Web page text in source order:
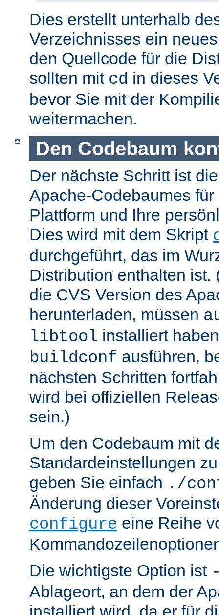
Dies erstellt unterhalb
Verzeichnisses ein
den Quellcode für die
sollten mit cd in dieses
bevor Sie mit der
weitermachen.
Den Codebaum
Der nächste Schritt ist
Apache-Codebaumes
Plattform und Ihre
Dies wird mit dem Skript
durchgeführt, das im
Distribution enthalten ist.
die CVS Version des
herunterladen, müssen
libtool installiert
buildconf ausführen,
nächsten Schritten
wird bei offiziellen
sein.)
Um den Codebaum mit
Standardeinstellungen
geben Sie einfach ./
Änderung dieser
configure eine Reihe
Die wichtigste Option ist
Ablageort, an dem der
installiert wird, da er für